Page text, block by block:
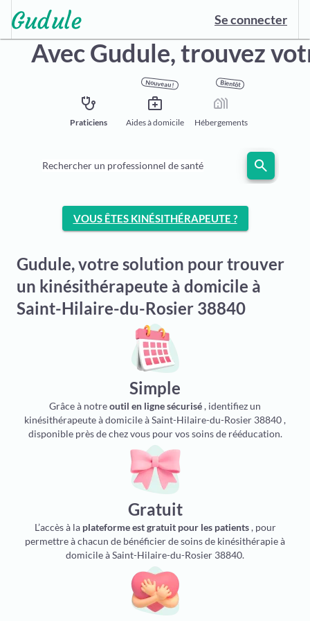
Se connecter
Avec Gudule,trouvez
stethoscope
Praticiens
Nouveau !
medical_services
Aides à domicile
Bientôt
holiday_village
Hébergements
Rechercher un professionnel de santé search
VOUS ÊTES KINÉSITHÉRAPEUTE ?
Gudule, votre solution pour trouver
un kinésithérapeute à domicile à
Saint-Hilaire-du-Rosier 38840
Simple
Grâce à notreoutil en ligne sécurisé, identifiez un
kinésithérapeute à domicile à Saint-Hilaire-du-Rosier 38840 ,
disponible près de chez vous pour vos soins de rééducation.
Gratuit
L’accès à la plateforme est gratuit pour les patients, pour
permettre à chacun de bénéficier de soins de kinésithérapie à
domicile à Saint-Hilaire-du-Rosier 38840.